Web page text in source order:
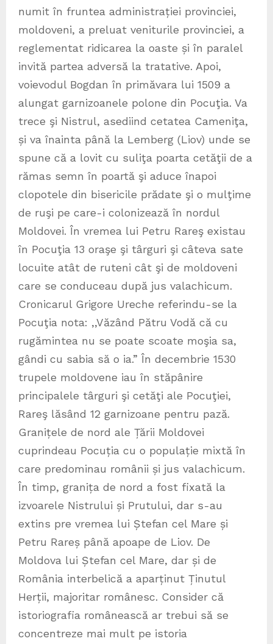
numit în fruntea administrației provinciei,
moldoveni, a preluat veniturile provinciei, a
reglementat ridicarea la oaste și în paralel
invită partea adversă la tratative. Apoi,
voievodul Bogdan în primăvara lui 1509 a
alungat garnizoanele polone din Pocuţia. Va
trece şi Nistrul, asediind cetatea Cameniţa,
și va înainta până la Lemberg (Liov) unde se
spune că a lovit cu suliţa poarta cetăţii de a
rămas semn în poartă şi aduce înapoi
clopotele din bisericile prădate şi o mulţime
de ruşi pe care-i colonizează în nordul
Moldovei. În vremea lui Petru Rareş existau
în Pocuţia 13 oraşe şi târguri şi câteva sate
locuite atât de ruteni cât şi de moldoveni
care se conduceau după jus valachicum.
Cronicarul Grigore Ureche referindu-se la
Pocuţia nota: ,,Văzând Pătru Vodă că cu
rugămintea nu se poate scoate moşia sa,
gândi cu sabia să o ia.” În decembrie 1530
trupele moldovene iau în stăpânire
principalele târguri şi cetăţi ale Pocuţiei,
Rareş lăsând 12 garnizoane pentru pază.
Granițele de nord ale Țării Moldovei
cuprindeau Pocuția cu o populație mixtă în
care predominau românii și jus valachicum.
În timp, granița de nord a fost fixată la
izvoarele Nistrului și Prutului, dar s-au
extins pre vremea lui Ștefan cel Mare și
Petru Rareș până apoape de Liov. De
Moldova lui Ștefan cel Mare, dar și de
România interbelică a aparținut Ținutul
Herții, majoritar românesc. Consider că
istoriografia românească ar trebui să se
concentreze mai mult pe istoria